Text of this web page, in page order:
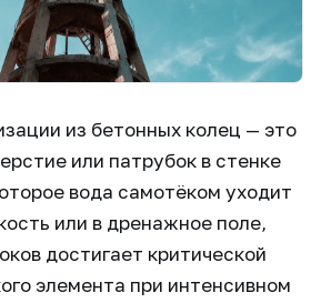
из бетонных колец — это
или патрубок в стенке
вода самотёком уходит
или в дренажное поле,
достигает критической
элемента при интенсивном